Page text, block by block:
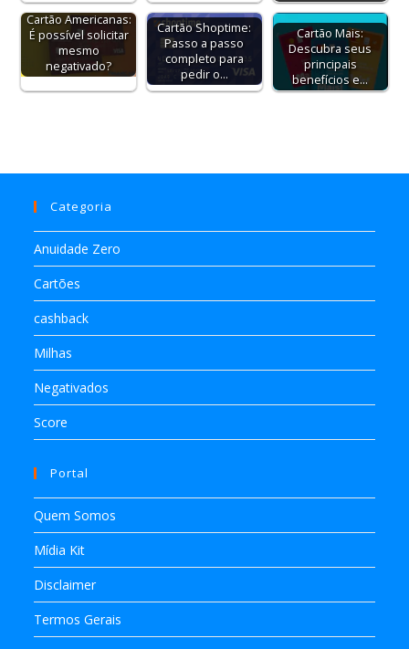
Cartão Americanas:
É possível solicitar
mesmo
negativado?
Cartão Shoptime:
Passo a passo
completo para
pedir o…
Cartão Mais:
Descubra seus
principais
benefícios e…
Categoria
Anuidade Zero
Cartões
cashback
Milhas
Negativados
Score
Portal
Quem Somos
Mídia Kit
Disclaimer
Termos Gerais